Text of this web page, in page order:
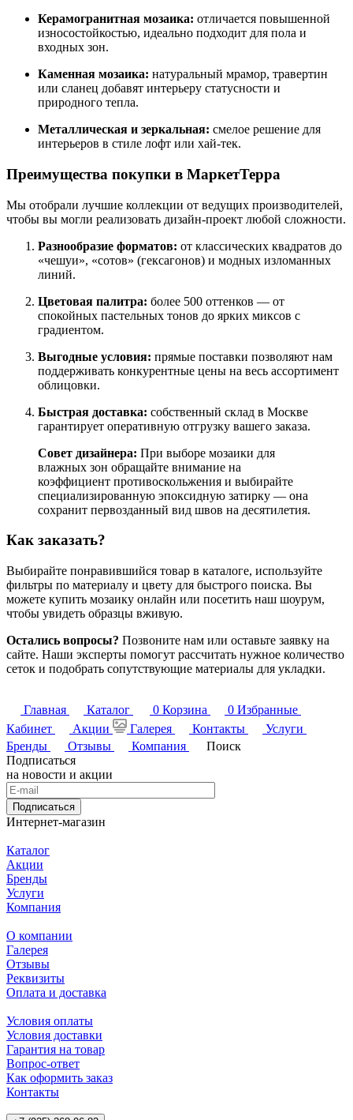
Керамогранитная мозаика: отличается повышенной
износостойкостью, идеально подходит для пола и
входных зон.
Каменная мозаика: натуральный мрамор, травертин
или сланец добавят интерьеру статусности и
природного тепла.
Металлическая и зеркальная: смелое решение для
интерьеров в стиле лофт или хай-тек.
Преимущества покупки в МаркетТерра
Мы отобрали лучшие коллекции от ведущих производителей,
чтобы вы могли реализовать дизайн-проект любой сложности.
Разнообразие форматов: от классических квадратов до
«чешуи», «сотов» (гексагонов) и модных изломанных
линий.
Цветовая палитра: более 500 оттенков — от
спокойных пастельных тонов до ярких миксов с
градиентом.
Выгодные условия: прямые поставки позволяют нам
поддерживать конкурентные цены на весь ассортимент
облицовки.
Быстрая доставка: собственный склад в Москве
гарантирует оперативную отгрузку вашего заказа.
Совет дизайнера: При выборе мозаики для
влажных зон обращайте внимание на
коэффициент противоскольжения и выбирайте
специализированную эпоксидную затирку — она
сохранит первозданный вид швов на десятилетия.
Как заказать?
Выбирайте понравившийся товар в каталоге, используйте
фильтры по материалу и цвету для быстрого поиска. Вы
можете купить мозаику онлайн или посетить наш шоурум,
чтобы увидеть образцы вживую.
Остались вопросы? Позвоните нам или оставьте заявку на
сайте. Наши эксперты помогут рассчитать нужное количество
сеток и подобрать сопутствующие материалы для укладки.
Главная Каталог 0 Корзина 0 Избранные
Кабинет
Акции Галерея Контакты
Услуги
Бренды
Отзывы Компания
Поиск
Подписаться
на новости и акции
Подписаться
Интернет-магазин
Каталог
Акции
Бренды
Услуги
Компания
О компании
Галерея
Отзывы
Реквизиты
Оплата и доставка
Условия оплаты
Условия доставки
Гарантия на товар
Вопрос-ответ
Как оформить заказ
Контакты